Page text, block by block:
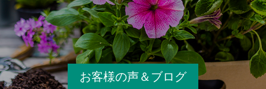
お客様の声＆ブログ